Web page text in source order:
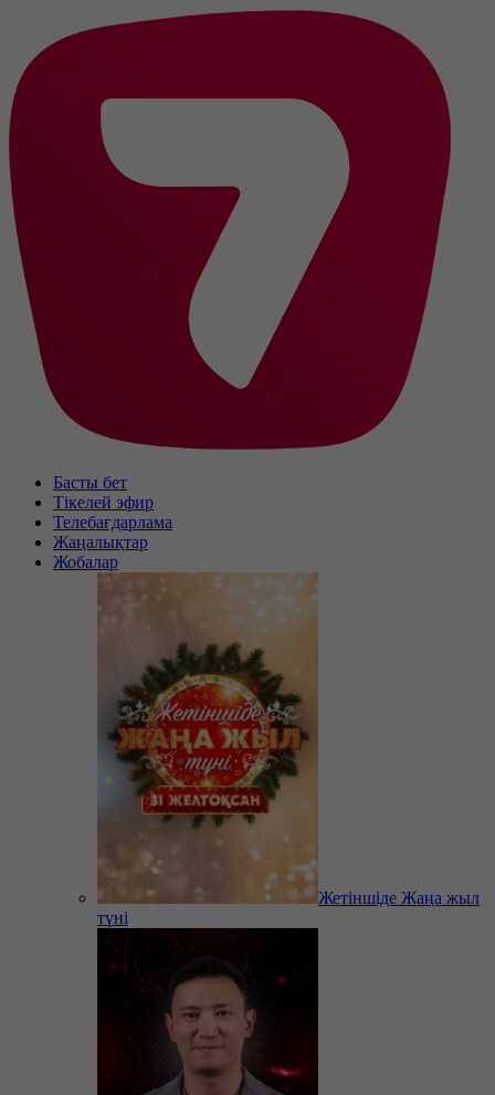
Басты бет
Тікелей эфир
Телебағдарлама
Жаңалықтар
Жобалар
Жетіншіде Жаңа жыл
түні